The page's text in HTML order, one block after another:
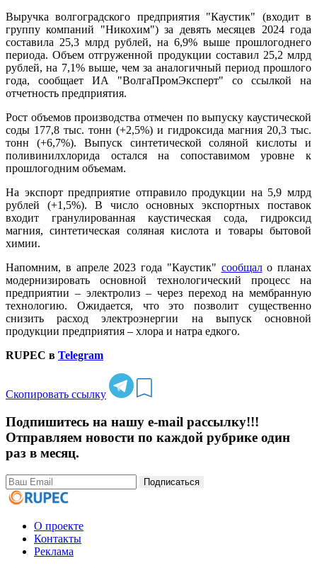
Выручка волгоградского предприятия "Каустик" (входит в
группу компаний "Никохим") за девять месяцев 2024 года
составила 25,3 млрд рублей, на 6,9% выше прошлогоднего
периода. Объем отгруженной продукции составил 25,2 млрд
рублей, на 7,1% выше, чем за аналогичный период прошлого
года, сообщает ИА "ВолгаПромЭксперт" со ссылкой на
отчетность предприятия.
Рост объемов производства отмечен по выпуску каустической
соды 177,8 тыс. тонн (+2,5%) и гидроксида магния 20,3 тыс.
тонн (+6,7%). Выпуск синтетической соляной кислоты и
поливинилхлорида остался на сопоставимом уровне к
прошлогодним объемам.
На экспорт предприятие отправило продукции на 5,9 млрд
рублей (+1,5%). В число основных экспортных поставок
входит гранулированная каустическая сода, гидроксид
магния, синтетическая соляная кислота и товары бытовой
химии.
Напомним, в апреле 2023 года "Каустик" сообщало планах
модернизировать основной технологический процесс на
предприятии – электролиз – через переход на мембранную
технологию. Ожидается, что это позволит существенно
снизить расход электроэнергии на выпуск основной
продукции предприятия – хлора и натра едкого.
RUPEC в Telegram
Скопировать ссылку
Подпишитесь на нашу e-mail рассылку!!!
Отправляем новости по каждой рубрике один
раз в месяц.
Подписаться
О проекте
Контакты
Реклама